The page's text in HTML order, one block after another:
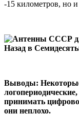
-15 километров, но и
Выводы:
принимать
они неплохо.